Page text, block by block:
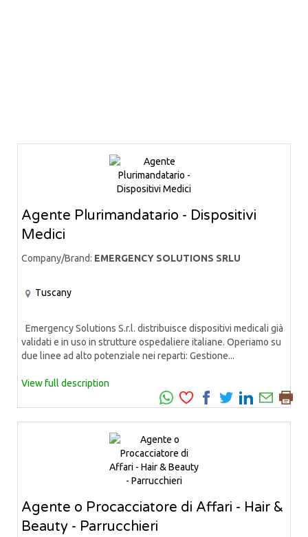
Agente Plurimandatario - Dispositivi
Medici
Company/Brand: EMERGENCY SOLUTIONS SRLU
Tuscany
Emergency Solutions S.r.l. distribuisce dispositivi medicali già
validati e in uso in strutture ospedaliere italiane. Operiamo su
due linee ad alto potenziale nei reparti: Gestione...
View full description
Agente o Procacciatore di Affari - Hair &
Beauty - Parrucchieri